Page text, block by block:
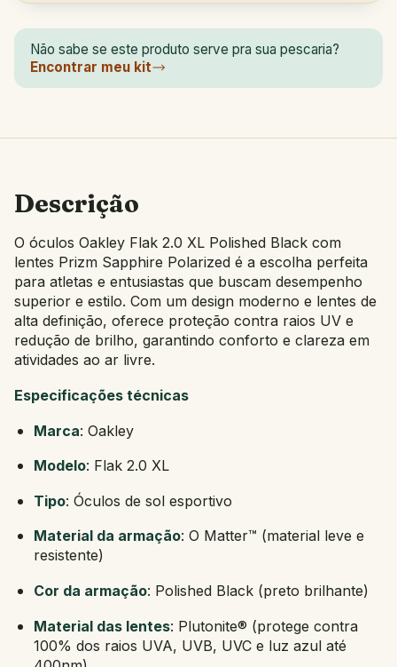
Não sabe se este produto serve pra sua pescaria?
Encontrar meu kit
Descrição
O óculos Oakley Flak 2.0 XL Polished Black com
lentes Prizm Sapphire Polarized é a escolha perfeita
para atletas e entusiastas que buscam desempenho
superior e estilo. Com um design moderno e lentes de
alta definição, oferece proteção contra raios UV e
redução de brilho, garantindo conforto e clareza em
atividades ao ar livre.
Especificações técnicas
Marca: Oakley
Modelo: Flak 2.0 XL
Tipo: Óculos de sol esportivo
Material da armação: O Matter™ (material leve e
resistente)
Cor da armação: Polished Black (preto brilhante)
Material das lentes: Plutonite® (protege contra
100% dos raios UVA, UVB, UVC e luz azul até